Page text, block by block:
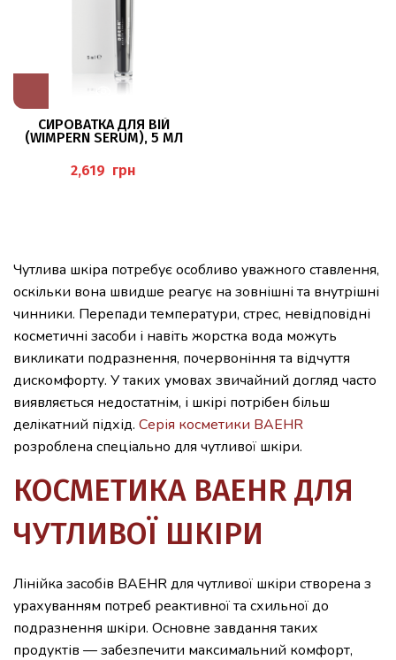
СИРОВАТКА ДЛЯ ВІЙ
(WIMPERN SERUM), 5 МЛ
грн
Чутлива шкіра потребує особливо уважного ставлення,
оскільки вона швидше реагує на зовнішні та внутрішні
чинники. Перепади температури, стрес, невідповідні
косметичні засоби і навіть жорстка вода можуть
викликати подразнення, почервоніння та відчуття
дискомфорту. У таких умовах звичайний догляд часто
виявляється недостатнім, і шкірі потрібен більш
делікатний підхід. Серія косметики BAEHR
розроблена спеціально для чутливої шкіри.
КОСМЕТИКА BAEHR ДЛЯ
ЧУТЛИВОЇ ШКІРИ
Лінійка засобів BAEHR для чутливої шкіри створена з
урахуванням потреб реактивної та схильної до
подразнення шкіри. Основне завдання таких
продуктів — забезпечити максимальний комфорт,